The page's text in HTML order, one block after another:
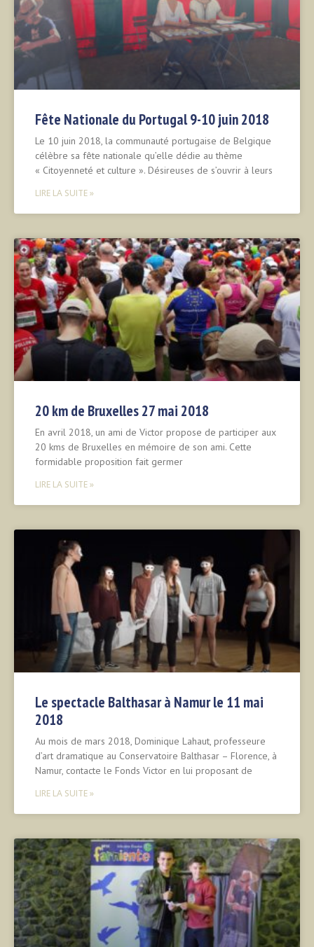
Fête Nationale du Portugal 9-10 juin 2018
Le 10 juin 2018, la communauté portugaise de Belgique
célèbre sa fête nationale qu’elle dédie au thème
« Citoyenneté et culture ». Désireuses de s’ouvrir à leurs
LIRE LA SUITE »
20 km de Bruxelles 27 mai 2018
En avril 2018, un ami de Victor propose de participer aux
20 kms de Bruxelles en mémoire de son ami. Cette
formidable proposition fait germer
LIRE LA SUITE »
Le spectacle Balthasar à Namur le 11 mai
2018
Au mois de mars 2018, Dominique Lahaut, professeure
d’art dramatique au Conservatoire Balthasar – Florence, à
Namur, contacte le Fonds Victor en lui proposant de
LIRE LA SUITE »